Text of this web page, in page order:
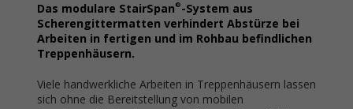
Das modulare StairSpan ® -System aus
Scherengittermatten verhindert Abstürze bei
Arbeiten in fertigen und im Rohbau befindlichen
Treppenhäusern.
Viele handwerkliche Arbeiten in Treppenhäusern lassen
sich ohne die Bereitstellung von mobilen